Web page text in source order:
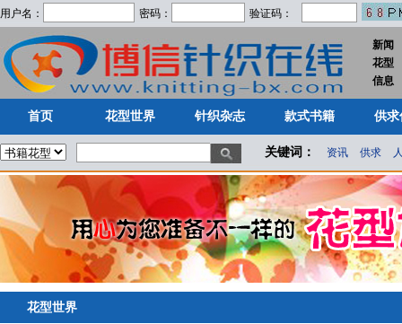
用户名： 密码： 验证码：
新闻
花型
信息
首页
首页
花型世界
花型世界
针织杂志
针织杂志
款式书籍
款式书籍
供求
供求
关键词： 资讯 供求
花型世界